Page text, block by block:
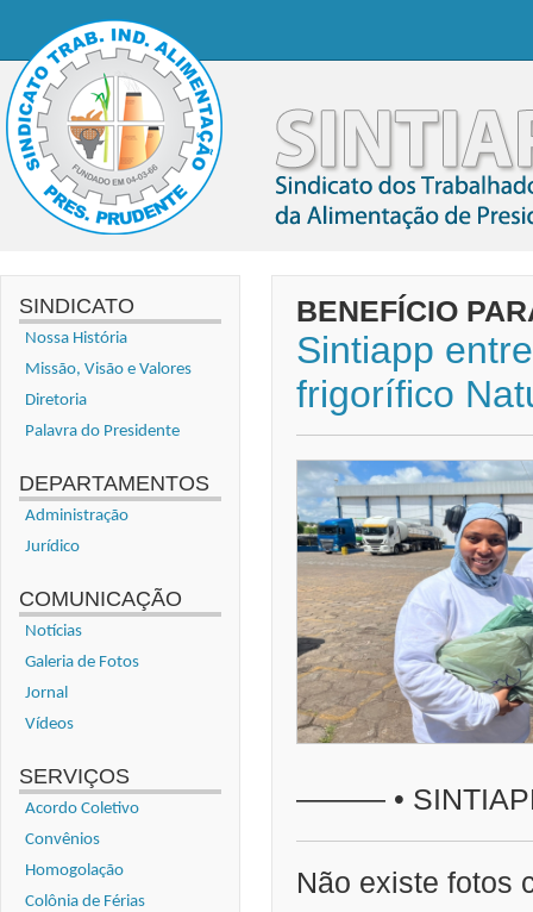
SINDICATO
Nossa História
Missão, Visão e Valores
Diretoria
Palavra do Presidente
DEPARTAMENTOS
Administração
Jurídico
COMUNICAÇÃO
Notícias
Galeria de Fotos
Jornal
Vídeos
SERVIÇOS
Acordo Coletivo
Convênios
Homogolação
Colônia de Férias
BENEFÍCIO
Sintiapp
frigorífico
——— •
Não existe fotos